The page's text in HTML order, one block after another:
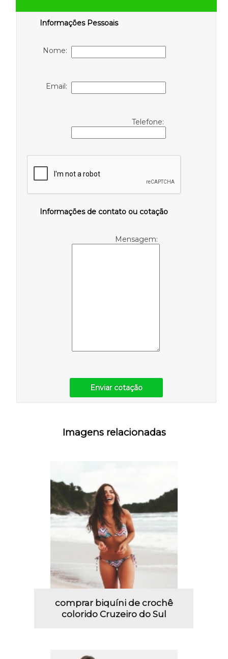
Informações Pessoais
Nome:
Email:
Telefone:
Informações de contato ou cotação
Mensagem:
Enviar cotação
Imagens relacionadas
comprar biquíni de crochê
colorido Cruzeiro do Sul